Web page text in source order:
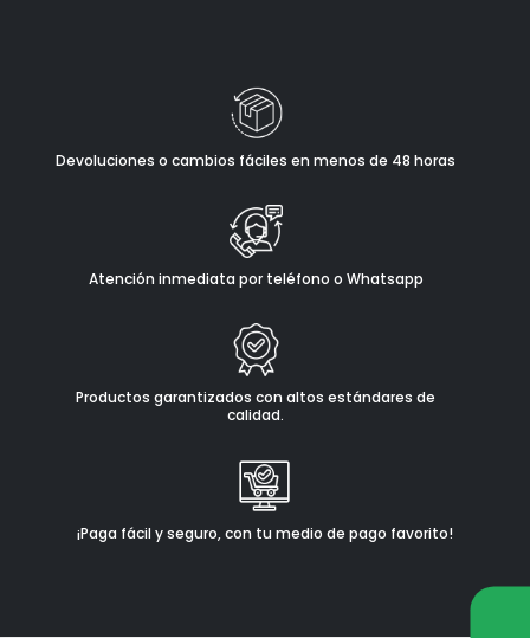
Devoluciones o cambios fáciles en menos de 48 horas
Atención inmediata por teléfono o Whatsapp
Productos garantizados con altos estándares de
calidad.
¡Paga fácil y seguro, con tu medio de pago favorito!